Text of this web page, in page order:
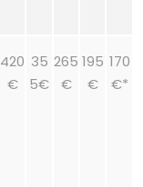
420
€
35
5€
265
€
195
€
170
€*